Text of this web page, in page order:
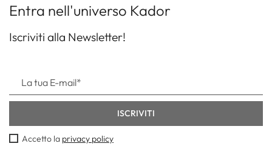
Entra nell'universo Kador
Iscriviti alla Newsletter!
Accetto la privacy policy